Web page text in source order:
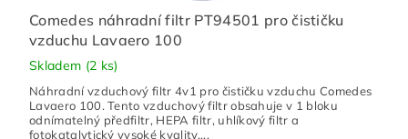
Comedes náhradní filtr PT94501 pro čističku
vzduchu Lavaero 100
Skladem (2 ks)
Náhradní vzduchový filtr 4v1 pro čističku vzduchu Comedes
Lavaero 100. Tento vzduchový filtr obsahuje v 1 bloku
odnímatelný předfiltr, HEPA filtr, uhlíkový filtr a
fotokatalytický vysoké kvality....